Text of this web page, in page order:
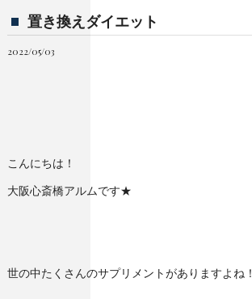
置き換えダイエット
2022/05/03
こんにちは！
大阪心斎橋アルムです★
世の中たくさんのサプリメントがありますよね！